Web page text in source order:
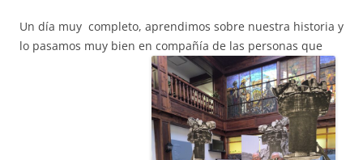
Un día muy completo, aprendimos sobre nuestra historia y
lo pasamos muy bien en compañía de las personas que